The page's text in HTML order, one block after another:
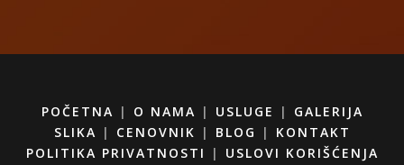
POČETNA | O NAMA | USLUGE | GALERIJA
SLIKA | CENOVNIK | BLOG | KONTAKT
POLITIKA PRIVATNOSTI
| USLOVI KORIŠĆENJA